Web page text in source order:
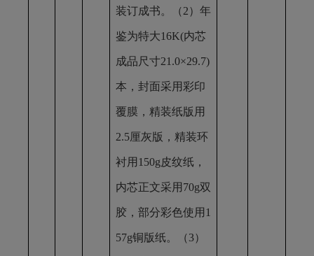
装订成书。（2）年
鉴为特大16K(内芯
成品尺寸21.0×29.7)
本，封面采用彩印
覆膜，精装纸版用
2.5厘灰版，精装环
衬用150g皮纹纸，
内芯正文采用70g双
胶，部分彩色使用1
57g铜版纸。（3）